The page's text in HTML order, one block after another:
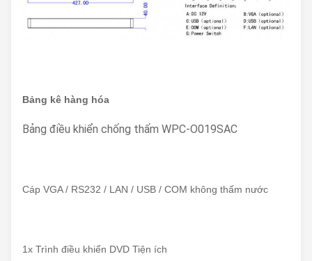
Bảng kê hàng hóa
Bảng điều khiển chống thấm WPC-O019SAC
Cáp VGA / RS232 / LAN / USB / COM không thấm nước
1x Trình điều khiển DVD Tiện ích